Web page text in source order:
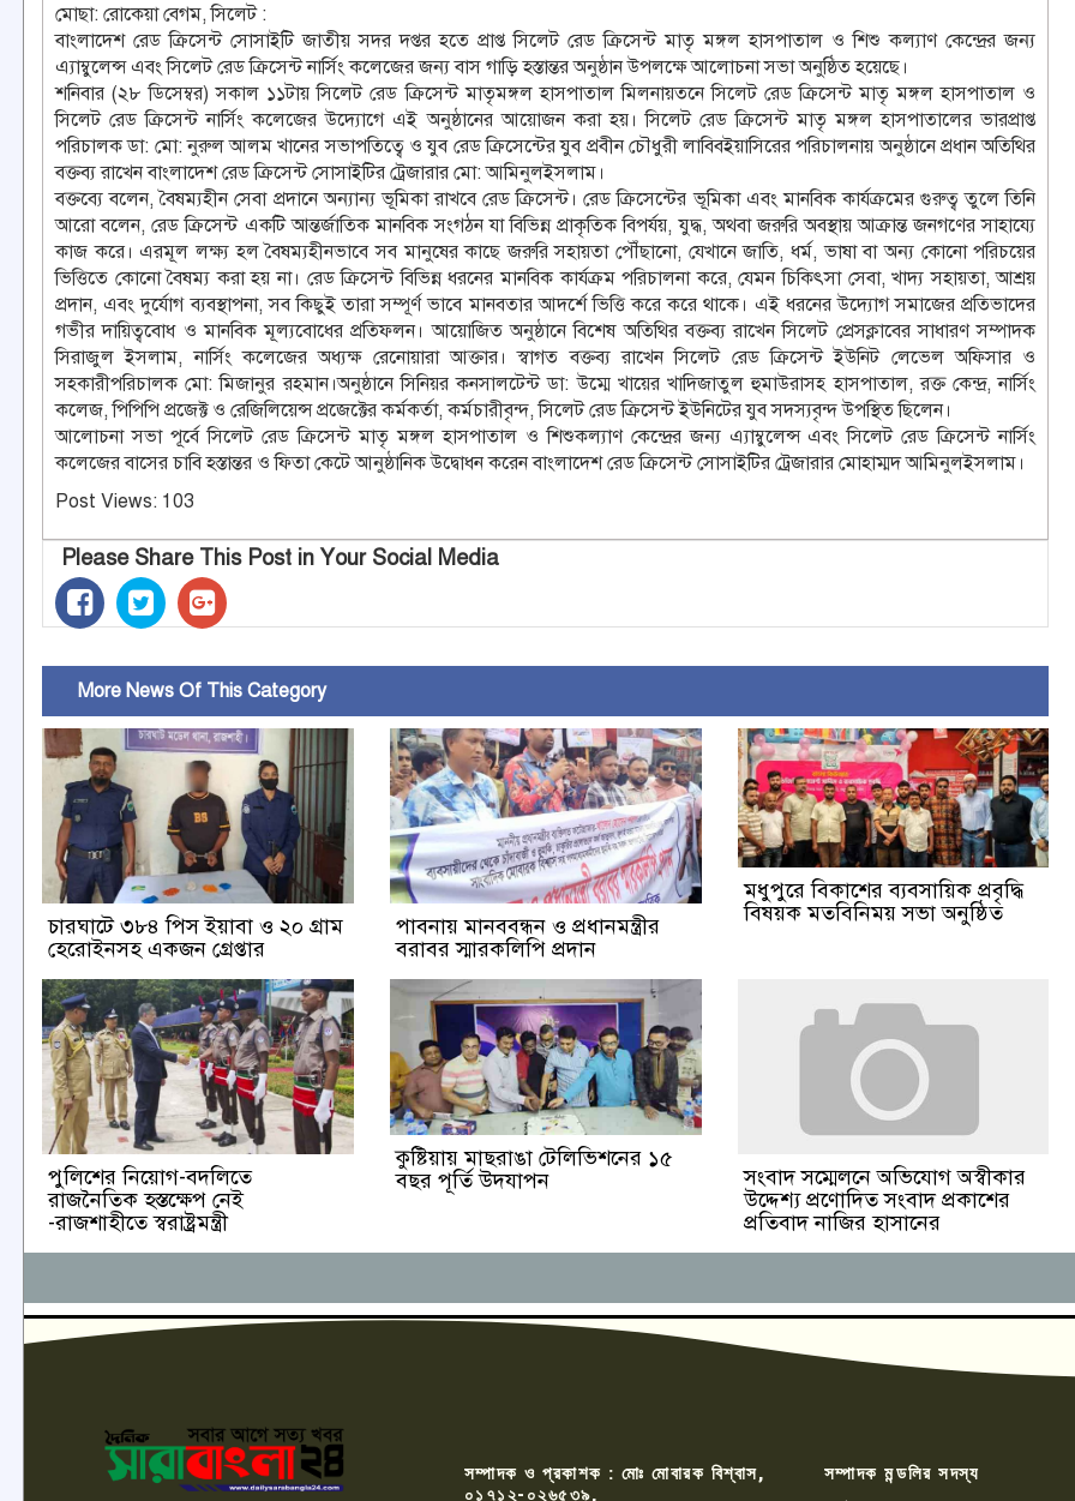
মোছা: রোকেয়া বেগম, সিলেট :
বাংলাদেশ রেড ক্রিসেন্ট সোসাইটি জাতীয় সদর দপ্তর হতে প্রাপ্ত সিলেট রেড ক্রিসেন্ট মাতৃ মঙ্গল হাসপাতাল ও শিশু কল্যাণ কেন্দ্রের জন্য
এ্যাম্বুলেন্স এবং সিলেট রেড ক্রিসেন্ট নার্সিং কলেজের জন্য বাস গাড়ি হস্তান্তর অনুষ্ঠান উপলক্ষে আলোচনা সভা অনুষ্ঠিত হয়েছে।
শনিবার (২৮ ডিসেম্বর) সকাল ১১টায় সিলেট রেড ক্রিসেন্ট মাতৃমঙ্গল হাসপাতাল মিলনায়তনে সিলেট রেড ক্রিসেন্ট মাতৃ মঙ্গল হাসপাতাল ও
সিলেট রেড ক্রিসেন্ট নার্সিং কলেজের উদ্যোগে এই অনুষ্ঠানের আয়োজন করা হয়। সিলেট রেড ক্রিসেন্ট মাতৃ মঙ্গল হাসপাতালের ভারপ্রাপ্ত
পরিচালক ডা: মো: নুরুল আলম খানের সভাপতিত্বে ও যুব রেড ক্রিসেন্টের যুব প্রবীন চৌধুরী লাবিবইয়াসিরের পরিচালনায় অনুষ্ঠানে প্রধান অতিথির
বক্তব্য রাখেন বাংলাদেশ রেড ক্রিসেন্ট সোসাইটির ট্রেজারার মো: আমিনুলইসলাম।
বক্তব্যে বলেন, বৈষম্যহীন সেবা প্রদানে অন্যান্য ভূমিকা রাখবে রেড ক্রিসেন্ট। রেড ক্রিসেন্টের ভূমিকা এবং মানবিক কার্যক্রমের গুরুত্ব তুলে তিনি
আরো বলেন, রেড ক্রিসেন্ট একটি আন্তর্জাতিক মানবিক সংগঠন যা বিভিন্ন প্রাকৃতিক বিপর্যয়, যুদ্ধ, অথবা জরুরি অবস্থায় আক্রান্ত জনগণের সাহায্যে
কাজ করে। এরমূল লক্ষ্য হল বৈষম্যহীনভাবে সব মানুষের কাছে জরুরি সহায়তা পৌঁছানো, যেখানে জাতি, ধর্ম, ভাষা বা অন্য কোনো পরিচয়ের
ভিত্তিতে কোনো বৈষম্য করা হয় না। রেড ক্রিসেন্ট বিভিন্ন ধরনের মানবিক কার্যক্রম পরিচালনা করে, যেমন চিকিৎসা সেবা, খাদ্য সহায়তা, আশ্রয়
প্রদান, এবং দুর্যোগ ব্যবস্থাপনা, সব কিছুই তারা সম্পূর্ণ ভাবে মানবতার আদর্শে ভিত্তি করে করে থাকে। এই ধরনের উদ্যোগ সমাজের প্রতিভাদের
গভীর দায়িত্ববোধ ও মানবিক মূল্যবোধের প্রতিফলন। আয়োজিত অনুষ্ঠানে বিশেষ অতিথির বক্তব্য রাখেন সিলেট প্রেসক্লাবের সাধারণ সম্পাদক
সিরাজুল ইসলাম, নার্সিং কলেজের অধ্যক্ষ রেনোয়ারা আক্তার। স্বাগত বক্তব্য রাখেন সিলেট রেড ক্রিসেন্ট ইউনিট লেভেল অফিসার ও
সহকারীপরিচালক মো: মিজানুর রহমান।অনুষ্ঠানে সিনিয়র কনসালটেন্ট ডা: উম্মে খায়ের খাদিজাতুল হুমাউরাসহ হাসপাতাল, রক্ত কেন্দ্র, নার্সিং
কলেজ, পিপিপি প্রজেক্ট ও রেজিলিয়েন্স প্রজেক্টের কর্মকর্তা, কর্মচারীবৃন্দ, সিলেট রেড ক্রিসেন্ট ইউনিটের যুব সদস্যবৃন্দ উপস্থিত ছিলেন।
আলোচনা সভা পূর্বে সিলেট রেড ক্রিসেন্ট মাতৃ মঙ্গল হাসপাতাল ও শিশুকল্যাণ কেন্দ্রের জন্য এ্যাম্বুলেন্স এবং সিলেট রেড ক্রিসেন্ট নার্সিং
কলেজের বাসের চাবি হস্তান্তর ও ফিতা কেটে আনুষ্ঠানিক উদ্বোধন করেন বাংলাদেশ রেড ক্রিসেন্ট সোসাইটির ট্রেজারার মোহাম্মদ আমিনুলইসলাম।
Post Views: 103
Please Share This Post in Your Social Media
More News Of This Category
চারঘাটে ৩৮৪ পিস ইয়াবা ও ২০ গ্রাম
হেরোইনসহ একজন গ্রেপ্তার
পাবনায় মানববন্ধন ও প্রধানমন্ত্রীর
বরাবর স্মারকলিপি প্রদান
মধুপুরে বিকাশের ব্যবসায়িক প্রবৃদ্ধি
বিষয়ক মতবিনিময় সভা অনুষ্ঠিত
পুলিশের নিয়োগ-বদলিতে
রাজনৈতিক হস্তক্ষেপ নেই
-রাজশাহীতে স্বরাষ্ট্রমন্ত্রী
কুষ্টিয়ায় মাছরাঙা টেলিভিশনের ১৫
বছর পূর্তি উদযাপন
সংবাদ সম্মেলনে অভিযোগ অস্বীকার
উদ্দেশ্য প্রণোদিত সংবাদ প্রকাশের
প্রতিবাদ নাজির হাসানের
সম্পাদক ও প্রকাশক : মোঃ মোবারক বিশ্বাস,
০১৭১২-০২৬৫৩৯,
সম্পাদক মন্ডলির সদস্য